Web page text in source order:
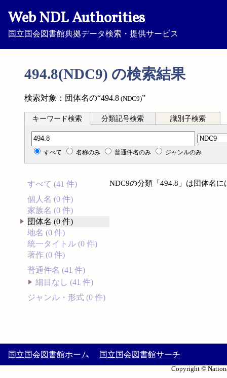
Web NDL Authorities
国立国会図書館典拠データ検索・提供サービス
494.8(NDC9) の検索結果
検索対象：団体名の“494.8 (NDC9)”
キーワード検索 分類記号検索 識別子検索
分類記号検索
すべて 名称のみ 普通件名のみ ジャンルのみ
すべて (41 件)
個人名 (0 件)
家族名 (0 件)
団体名 (0 件)
地名 (0 件)
統一タイトル (0 件)
著作 (0 件)
普通件名 (41 件)
細目なし (41 件)
ジャンル・形式 (0 件)
NDC9の分類「494.8」は団体名
国立国会図書館ホーム 国立国会図書館サーチ
Copyright ©